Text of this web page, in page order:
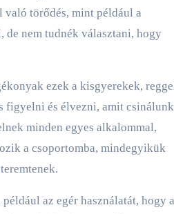
törődés, mint például a
de nem tudnék választani, hogy
ezek a kisgyerekek,
figyelni és élvezni, amit
minden egyes alkalommal,
a csoportomba, mindegyikük
az egér használatát, hogy a